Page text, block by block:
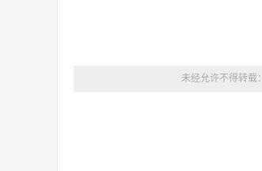
未经允许不得转载：